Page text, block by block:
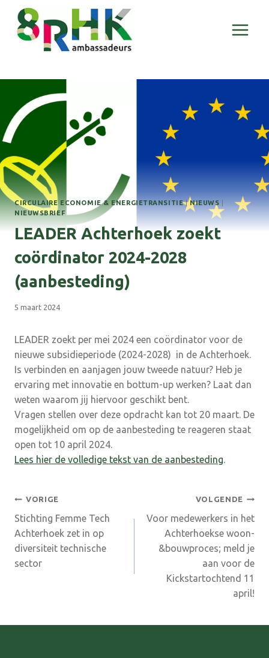
Doorgaan
naar
inhoud
CIRCULAIRE ECONOMIE & ENERGIETRANSITIE|NIEUWS
NIEUWSBRIEF
LEADER Achterhoek zoekt
coördinator 2024-2028
(aanbesteding)
5 maart 2024
LEADER zoekt per mei 2024 een coördinator voor de
nieuwe subsidieperiode (2024-2028) in de Achterhoek.
Is verbinden en aanjagen jouw tweede natuur? Heb je
ervaring met innovatie en bottum-up werken? Laat dan
weten waarom jij hiervoor geschikt bent.
Vragen stellen over deze opdracht kan tot 20 maart. De
mogelijkheid om op de aanbesteding te reageren staat
open tot 10 april 2024.
Lees hier de volledige tekst van de aanbesteding.
Bericht
navigatie
VORIGE
Stichting Femme Tech
Achterhoek zet in op
diversiteit technische
sector
VOLGENDE
Voor medewerkers in het
Achterhoekse woon-
&bouwproces; meld je
aan voor de
Kickstartochtend 11
april!